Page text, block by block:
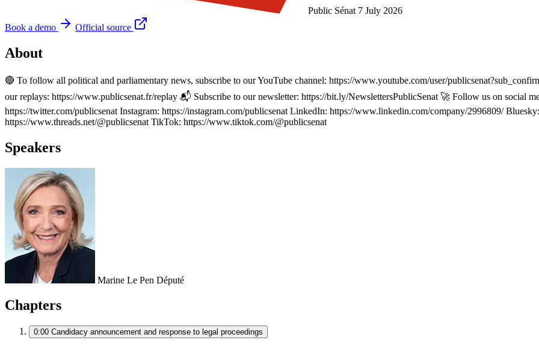
Public Sénat 7 July 2026
Book a demo
Official source
About
🔴 To follow all political and parliamentary news, subscribe to our YouTube channel: https://www.youtube.com/user/
our replays: https://www.publicsenat.fr/replay 📬 Subscribe to our newsletter: https://bit.ly/NewslettersPublicSenat 🚀 Follow us on social
https://twitter.com/publicsenat Instagram: https://instagram.com/publicsenat LinkedIn: https://www.linkedin.com/company/2996809/
https://www.threads.net/@publicsenat TikTok: https://www.tiktok.com/@publicsenat
Speakers
Marine Le Pen Député
Chapters
0:00 Candidacy announcement and response to legal proceedings